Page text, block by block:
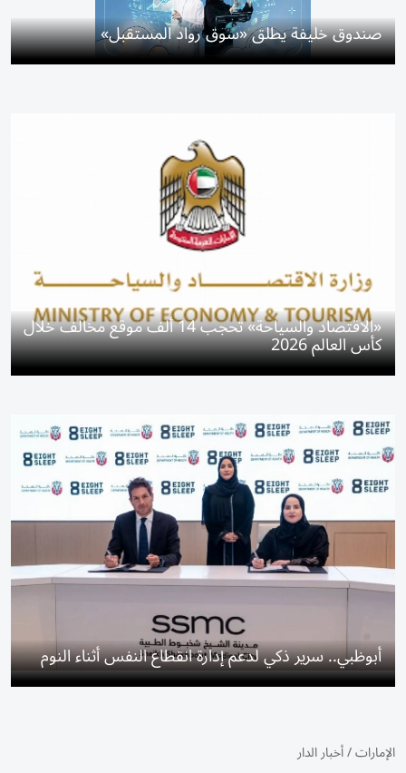
صندوق خليفة يطلق «سوق رواد المستقبل»
«الاقتصاد والسياحة» تحجب 14 ألف موقع مخالف خلال
كأس العالم 2026
أبوظبي.. سرير ذكي لدعم إدارة انقطاع النفس أثناء النوم
الإمارات/أخبار الدار